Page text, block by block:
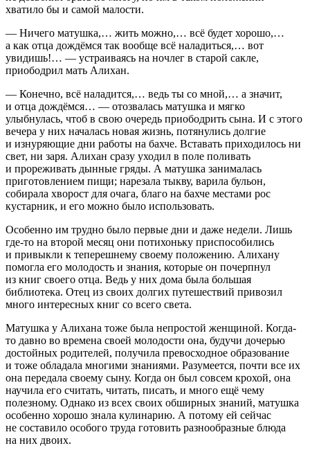
хватило бы и самой малости.
— Ничего матушка,… жить можно,… всё будет хорошо,…
а как отца дождёмся так вообще всё наладиться,… вот
увидишь!… — устраиваясь на ночлег в старой сакле,
приободрил мать Алихан.
— Конечно, всё наладится,… ведь ты со мной,… а значит,
и отца дождёмся… — отозвалась матушка и мягко
улыбнулась, чтоб в свою очередь приободрить сына. И с этого
вечера у них началась новая жизнь, потянулись долгие
и изнуряющие дни работы на бахче. Вставать приходилось ни
свет, ни заря. Алихан сразу уходил в поле поливать
и прореживать дынные гряды. А матушка занималась
приготовлением пищи; нарезала тыкву, варила бульон,
собирала хворост для очага, благо на бахче местами рос
кустарник, и его можно было использовать.
Особенно им трудно было первые дни и даже недели. Лишь
где-то на второй месяц они потихоньку приспособились
и привыкли к теперешнему своему положению. Алихану
помогла его молодость и знания, которые он почерпнул
из книг своего отца. Ведь у них дома была большая
библиотека. Отец из своих долгих путешествий привозил
много интересных книг со всего света.
Матушка у Алихана тоже была непростой женщиной. Когда-
то давно во времена своей молодости она, будучи дочерью
достойных родителей, получила превосходное образование
и тоже обладала многими знаниями. Разумеется, почти все их
она передала своему сыну. Когда он был совсем крохой, она
научила его считать, читать, писать, и много ещё чему
полезному. Однако из всех своих обширных знаний, матушка
особенно хорошо знала кулинарию. А потому ей сейчас
не составило особого труда готовить разнообразные блюда
на них двоих.